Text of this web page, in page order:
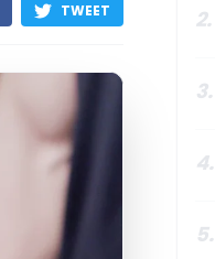
TWEET 2.
3.
4.
5.